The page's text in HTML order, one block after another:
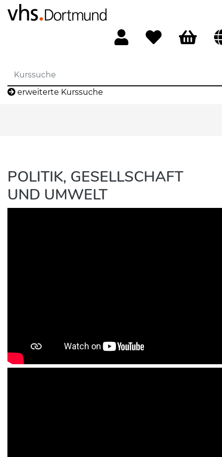
erweiterte Kurssuche
POLITIK, GESELLSCHAFT
UND UMWELT